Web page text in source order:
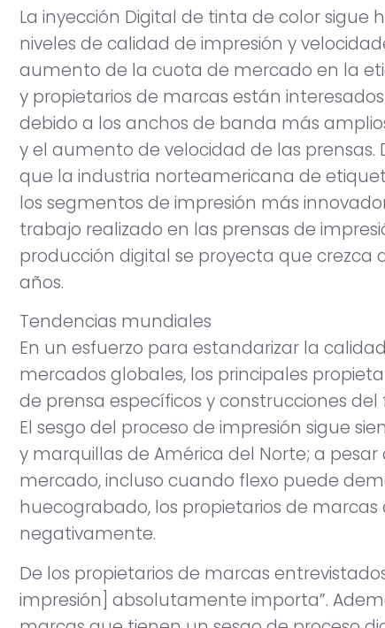
La inyección Digital de tinta de color sigue
niveles de calidad de impresión y
aumento de la cuota de mercado en la
y propietarios de marcas están
debido a los anchos de banda más
y el aumento de velocidad de las prensas.
que la industria norteamericana de
los segmentos de impresión más
trabajo realizado en las prensas de
producción digital se proyecta que crezca a
años.
Tendencias mundiales
En un esfuerzo para estandarizar la
mercados globales, los principales
de prensa específicos y construcciones
El sesgo del proceso de impresión sigue
y marquillas de América del Norte; a
mercado, incluso cuando flexo puede
huecograbado, los propietarios de
negativamente.
De los propietarios de marcas
impresión] absolutamente importa”.